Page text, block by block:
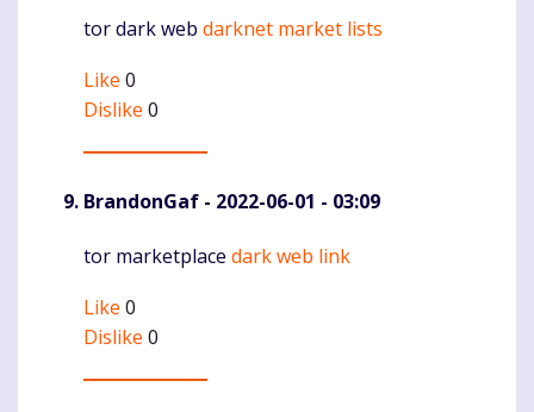
Komentaras
tor dark web darknet market lists
Like 0
Dislike 0
BrandonGaf - 2022-06-01 - 03:09
Komentaras
tor marketplace dark web link
Like 0
Dislike 0